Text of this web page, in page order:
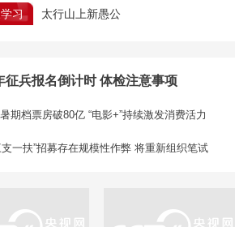
习 太行山上新愚公
征兵报名倒计时 体检注意事项
期档票房破80亿 “电影+”持续激发消费活力
支一扶”招募存在规模性作弊 将重新组织笔试